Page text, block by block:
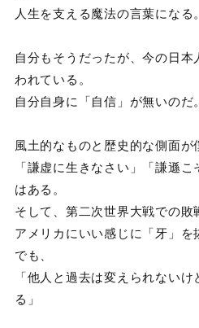
人生を支える魔法の言葉になる。
自分もそうだったが、今の日
われている。
自分自身に「自信」が無いのだ。
風土的なものと歴史的な側面が
「謙虚に生きなさい」「謙遜
はある。
そして、第二次世界大戦での敗
アメリカにいい感じに「牙」を
でも、
「他人と過去は変えられない
る」